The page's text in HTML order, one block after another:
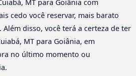
MT para Goiânia com
cedo você reservar, mais barato
disso, você terá a certeza de ter
MT para Goiânia, em
no último momento ou